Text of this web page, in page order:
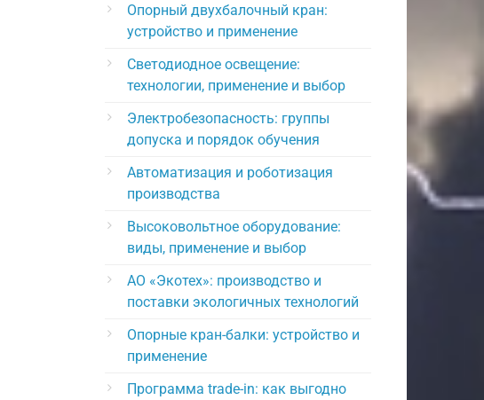
Опорный двухбалочный кран:
устройство и применение
Светодиодное освещение:
технологии, применение и выбор
Электробезопасность: группы
допуска и порядок обучения
Автоматизация и роботизация
производства
Высоковольтное оборудование:
виды, применение и выбор
АО «Экотех»: производство и
поставки экологичных технологий
Опорные кран-балки: устройство и
применение
Программа trade-in: как выгодно